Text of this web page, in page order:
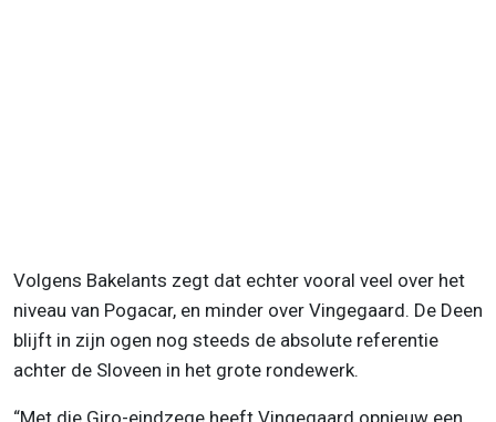
Volgens Bakelants zegt dat echter vooral veel over het
niveau van Pogacar, en minder over Vingegaard. De Deen
blijft in zijn ogen nog steeds de absolute referentie
achter de Sloveen in het grote rondewerk.